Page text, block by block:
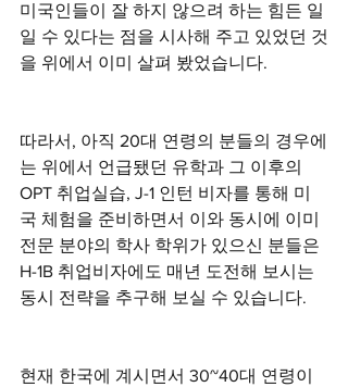
미국인들이 잘 하지 않으려 하는 힘든 일
일 수 있다는 점을 시사해 주고 있었던 것
을 위에서 이미 살펴 봤었습니다.
따라서, 아직 20대 연령의 분들의 경우에
는 위에서 언급됐던 유학과 그 이후의
OPT 취업실습, J-1 인턴 비자를 통해 미
국 체험을 준비하면서 이와 동시에 이미
전문 분야의 학사 학위가 있으신 분들은
H-1B 취업비자에도 매년 도전해 보시는
동시 전략을 추구해 보실 수 있습니다.
현재 한국에 계시면서 30~40대 연령이